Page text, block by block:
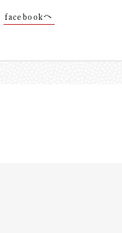
facebookへ